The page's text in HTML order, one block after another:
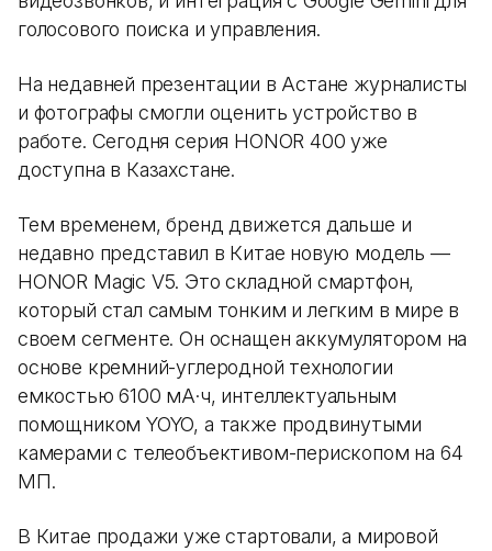
голосового поиска и управления.
На недавней презентации в Астане журналисты
и фотографы смогли оценить устройство в
работе. Сегодня серия HONOR 400 уже
доступна в Казахстане.
Тем временем, бренд движется дальше и
недавно представил в Китае новую модель —
HONOR Magic V5. Это складной смартфон,
который стал самым тонким и легким в мире в
своем сегменте. Он оснащен аккумулятором на
основе кремний-углеродной технологии
емкостью 6100 мА·ч, интеллектуальным
помощником YOYO, а также продвинутыми
камерами с телеобъективом-перископом на 64
МП.
В Китае продажи уже стартовали, а мировой